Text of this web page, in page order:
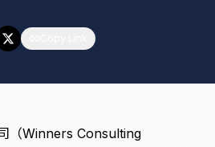
（Winners Consulting